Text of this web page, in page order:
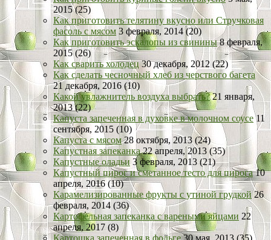
2015 (25)
Как приготовить телятину вкусно или Стручковая
фасоль с мясом 3 февраля, 2014 (20)
Как приготовить эскалопы из свинины8 февраля,
2015 (26)
Как сварить холодец30 декабря, 2012 (22)
Как сделать чесночный хлеб из черствого багета
21 декабря, 2016 (10)
Какой увлажнитель воздуха выбрать?21 января,
2013 (22)
Капуста запеченная в духовке в молочном соусе11
сентября, 2015 (10)
Капуста с мясом28 октября, 2013 (24)
Капустная запеканка22 апреля, 2013 (35)
Капустные оладьи3 февраля, 2013 (21)
Капустный пирог и сметанное тесто для пирога10
апреля, 2016 (10)
Карамелизированные фрукты с утиной грудкой26
февраля, 2014 (36)
Картофельная запеканка с вареными яйцами 22
апреля, 2017 (8)
Картошка запеченная в фольге30 мая, 2013 (35)